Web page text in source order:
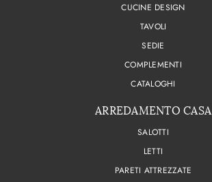
CUCINE DESIGN
TAVOLI
SEDIE
COMPLEMENTI
CATALOGHI
ARREDAMENTO CASA
SALOTTI
LETTI
PARETI ATTREZZATE